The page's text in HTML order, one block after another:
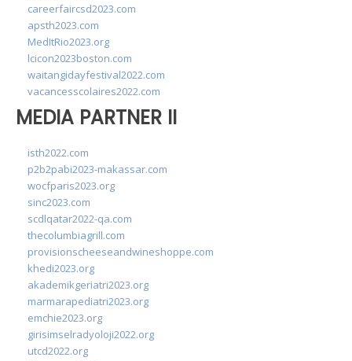
careerfaircsd2023.com
apsth2023.com
MedItRio2023.org
lcicon2023boston.com
waitangidayfestival2022.com
vacancesscolaires2022.com
MEDIA PARTNER II
isth2022.com
p2b2pabi2023-makassar.com
wocfparis2023.org
sinc2023.com
scdlqatar2022-qa.com
thecolumbiagrill.com
provisionscheeseandwineshoppe.com
khedi2023.org
akademikgeriatri2023.org
marmarapediatri2023.org
emchie2023.org
girisimselradyoloji2022.org
utcd2022.org